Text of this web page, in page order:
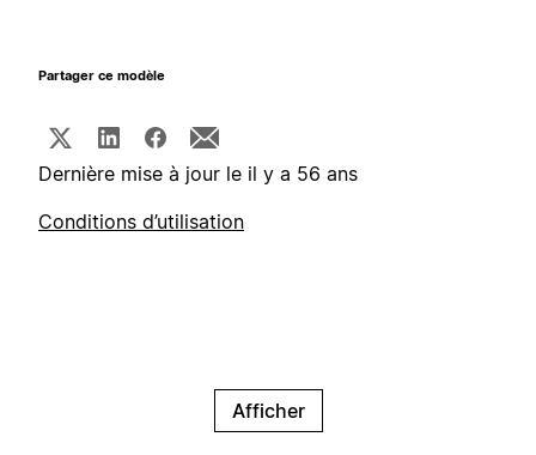
Partager ce modèle
Dernière mise à jour le il y a 56 ans
Conditions d’utilisation
Afficher